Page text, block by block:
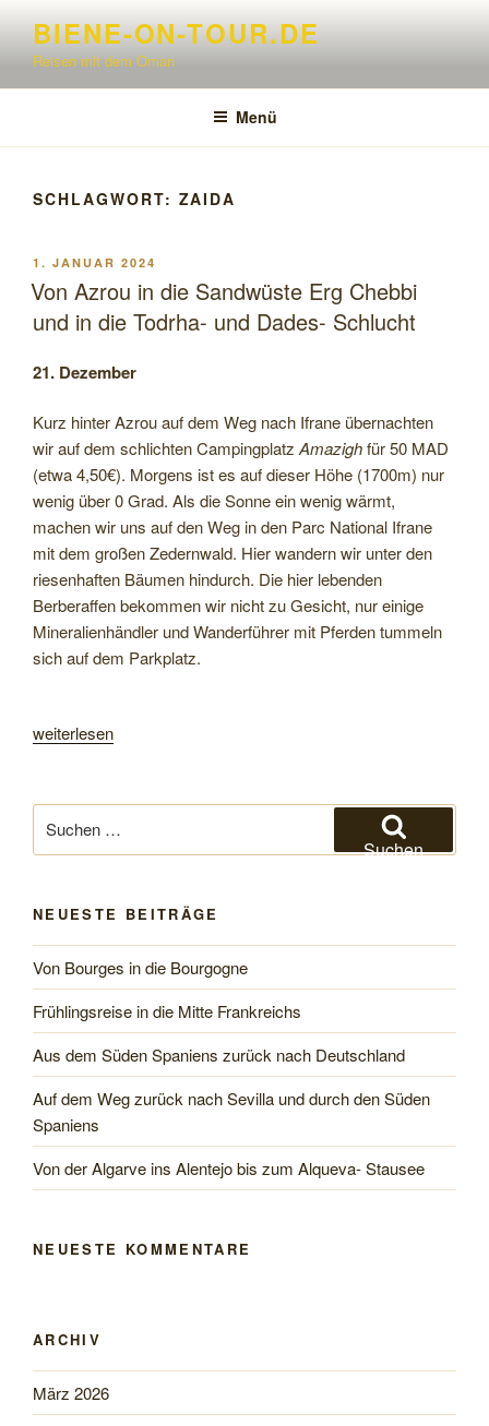
springen
BIENE-ON-TOUR.DE
Reisen mit dem Oman
Menü
SCHLAGWORT: ZAIDA
VERÖFFENTLICHT
AM
1. JANUAR 2024
Von Azrou in die Sandwüste Erg Chebbi
und in die Todrha- und Dades- Schlucht
21. Dezember
Kurz hinter Azrou auf dem Weg nach Ifrane übernachten
wir auf dem schlichten CampingplatzAmazighfür 50 MAD
(etwa 4,50€). Morgens ist es auf dieser Höhe (1700m) nur
wenig über 0 Grad. Als die Sonne ein wenig wärmt,
machen wir uns auf den Weg in den Parc National Ifrane
mit dem großen Zedernwald. Hier wandern wir unter den
riesenhaften Bäumen hindurch. Die hier lebenden
Berberaffen bekommen wir nicht zu Gesicht, nur einige
Mineralienhändler und Wanderführer mit Pferden tummeln
sich auf dem Parkplatz.
„Von
die
Sandwüste
Erg
und
in
die
Todrha-
und
Dades-
Schlucht“
weiterlesen
nach:
Suchen
NEUESTE BEITRÄGE
Von Bourges in die Bourgogne
Frühlingsreise in die Mitte Frankreichs
Aus dem Süden Spaniens zurück nach Deutschland
Auf dem Weg zurück nach Sevilla und durch den Süden
Spaniens
Von der Algarve ins Alentejo bis zum Alqueva- Stausee
NEUESTE KOMMENTARE
ARCHIV
März 2026